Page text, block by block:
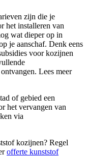
zijn die je
het installeren van
wat dieper op in
je aanschaf. Denk eens
voor kozijnen
Lees meer
of gebied een
het vervangen van
via
kozijnen? Regel
offerte kunststof